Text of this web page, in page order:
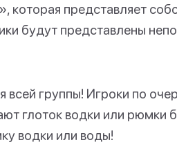
которая представляет
будут представлены
группы! Игроки по
глоток водки или рюмки
водки или воды!